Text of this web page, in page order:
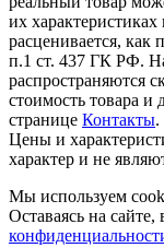
их
расценивается, как
п.1 ст. 437 ГК РФ.
распространяются
стоимость товара и
странице Контакты.
Цены и
характер и не
Мы используем
Оставаясь на сайте,